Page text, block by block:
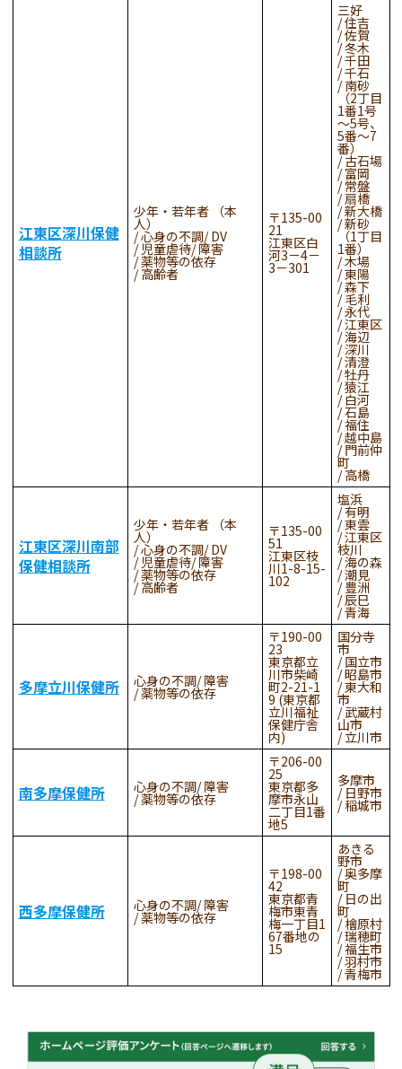
江東区深川保健
相談所
少年・若年者 （本
人）
心身の不調 DV
児童虐待 障害
薬物等の依存
高齢者
135-00
21
江東区白
河3－4－
3－301
三好
住吉
佐賀
冬木
千田
千石
南砂
（2丁目
1番1号
～5号、
5番～7
番）
古石場
富岡
常盤
扇橋
新大橋
新砂
（1丁目
1番）
木場
東陽
森下
毛利
永代
江東区
海辺
深川
清澄
牡丹
猿江
白河
石島
福住
越中島
門前仲
町
高橋
江東区深川南部
保健相談所
少年・若年者 （本
人）
心身の不調 DV
児童虐待 障害
薬物等の依存
高齢者
135-00
51
江東区枝
川1-8-15-
102
塩浜
有明
東雲
江東区
枝川
海の森
潮見
豊洲
辰巳
青海
多摩立川保健所 心身の不調 障害
薬物等の依存
190-00
23
東京都立
川市柴崎
町2-21-1
9 (東京都
立川福祉
保健庁舎
内)
国分寺
市
国立市
昭島市
東大和
市
武蔵村
山市
立川市
南多摩保健所 心身の不調 障害
薬物等の依存
206-00
25
東京都多
摩市永山
二丁目1番
地5
多摩市
日野市
稲城市
西多摩保健所 心身の不調 障害
薬物等の依存
198-00
42
東京都青
梅市東青
梅一丁目1
67番地の
15
あきる
野市
奥多摩
町
日の出
町
檜原村
瑞穂町
福生市
羽村市
青梅市